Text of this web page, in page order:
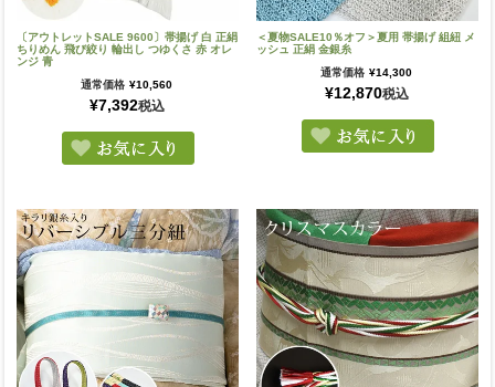
〔アウトレットSALE 9600〕帯揚げ 白 正絹
ちりめん 飛び絞り 輪出し つゆくさ 赤 オレ
ンジ 青
通常価格 ¥10,560
¥7,392税込
＜夏物SALE10％オフ＞夏用 帯揚げ 組紐 メ
ッシュ 正絹 金銀糸
通常価格 ¥14,300
¥12,870税込